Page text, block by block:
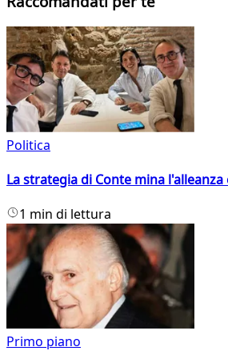
Politica
La strategia di Conte mina
1 min di lettura
Primo piano